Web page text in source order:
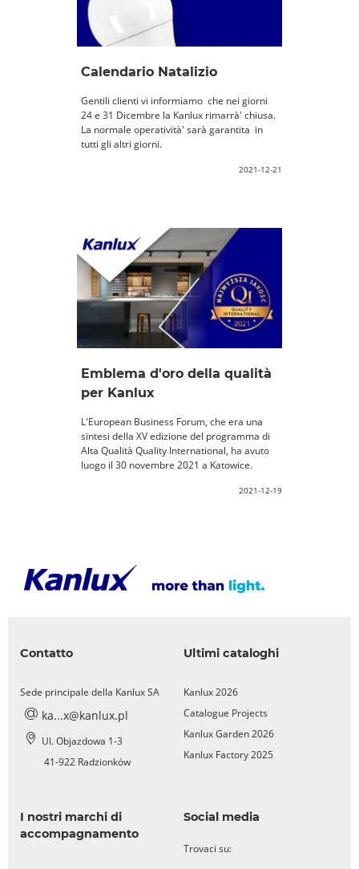
Calendario Natalizio
​​​​​​​Gentili clienti vi informiamo che nei giorni
24 e 31 Dicembre la Kanlux rimarrà' chiusa.
La normale operatività' sarà garantita in
tutti gli altri giorni.
2021-12-21
Emblema d'oro della qualità
per Kanlux
L'European Business Forum, che era una
sintesi della XV edizione del programma di
Alta Qualità Quality International, ha avuto
luogo il 30 novembre 2021 a Katowice.
2021-12-19
Contatto
Sede principale della Kanlux SA
ka...x@kanlux.pl
Ul. Objazdowa 1-3
41-922 Radzionków
Ultimi cataloghi
Kanlux 2026
Catalogue Projects
Kanlux Garden 2026
Kanlux Factory 2025
I nostri marchi di
accompagnamento
Social media
Trovaci su: